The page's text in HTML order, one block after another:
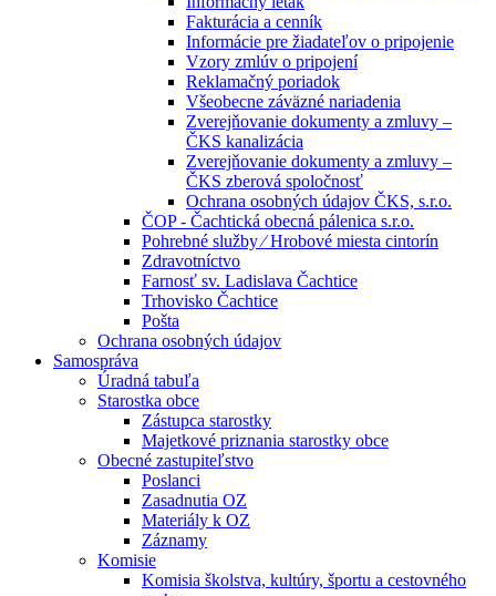
Fakturácia a cenník
Informácie pre žiadateľov o pripojenie
Vzory zmlúv o pripojení
Reklamačný poriadok
Všeobecne záväzné nariadenia
Zverejňovanie dokumenty a zmluvy –
ČKS kanalizácia
Zverejňovanie dokumenty a zmluvy –
ČKS zberová spoločnosť
Ochrana osobných údajov ČKS, s.r.o.
ČOP - Čachtická obecná pálenica s.r.o.
Pohrebné služby ⁄ Hrobové miesta cintorín
Zdravotníctvo
Farnosť sv. Ladislava Čachtice
Trhovisko Čachtice
Pošta
Ochrana osobných údajov
Samospráva
Úradná tabuľa
Starostka obce
Zástupca starostky
Majetkové priznania starostky obce
Obecné zastupiteľstvo
Poslanci
Zasadnutia OZ
Materiály k OZ
Záznamy
Komisie
Komisia školstva, kultúry, športu a cestovného